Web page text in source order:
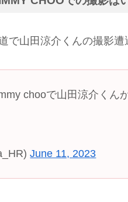
で山田涼介くんの撮影遭
chooで山田涼介くん
June 11, 2023